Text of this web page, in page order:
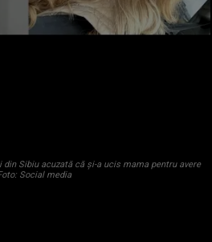
Sibiu acuzată că și-a ucis mama pentru avere
Social media